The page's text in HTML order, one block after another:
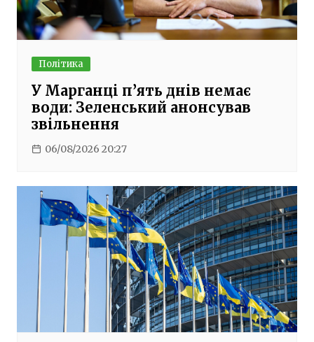
Політика
У Марганці п’ять днів немає
води: Зеленський анонсував
звільнення
06/08/2026 20:27